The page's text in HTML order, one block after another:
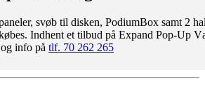
svøb til disken, PodiumBox samt 2
Indhent et tilbud på Expand Pop-Up
info på tlf. 70 262 265